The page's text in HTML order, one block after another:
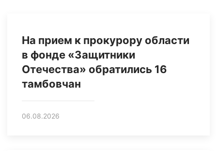
На прием к прокурору области
в фонде «Защитники
Отечества» обратились 16
тамбовчан
06.08.2026